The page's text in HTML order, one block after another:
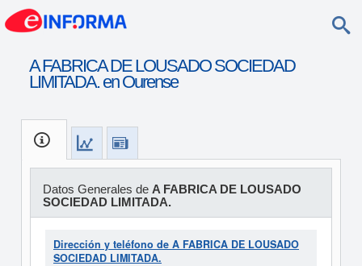
A FABRICA DE LOUSADO SOCIEDAD
LIMITADA. en Ourense
Datos Generales de A FABRICA DE LOUSADO
SOCIEDAD LIMITADA.
Dirección y teléfono de A FABRICA DE LOUSADO
SOCIEDAD LIMITADA.